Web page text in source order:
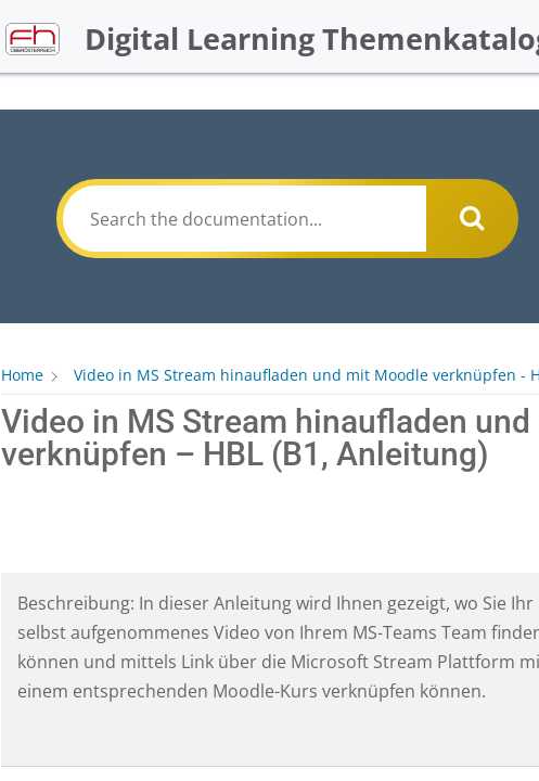
Digital Learning
Home Video in MS Stream hinaufladen und mit Moodle verknüpfen -
Video in MS Stream hinaufladen
verknüpfen – HBL (B1, Anleitung)
Beschreibung: In dieser Anleitung wird Ihnen gezeigt, wo Sie Ihr
selbst aufgenommenes Video von Ihrem MS-Teams Team
können und mittels Link über die Microsoft Stream Plattform
einem entsprechenden Moodle-Kurs verknüpfen können.